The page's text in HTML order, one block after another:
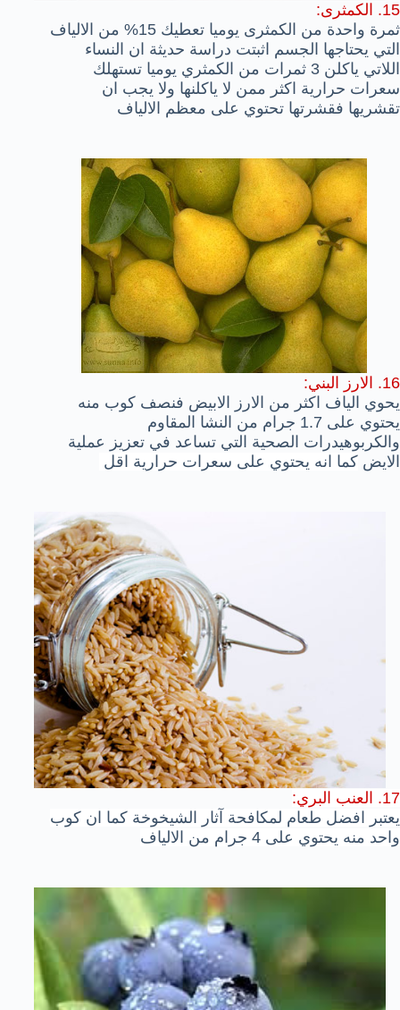
15. الكمثرى:
ثمرة واحدة من الكمثرى يوميا تعطيك 15% من الالياف
التي يحتاجها الجسم اثبتت دراسة حديثة ان النساء
اللاتي ياكلن 3 ثمرات من الكمثري يوميا تستهلك
سعرات حرارية اكثر ممن لا ياكلنها ولا يجب ان
تقشريها فقشرتها تحتوي على معظم الالياف
16. الارز البني:
يحوي الياف اكثر من الارز الابيض فنصف كوب منه
يحتوي على 1.7 جرام من النشا المقاوم
والكربوهيدرات الصحية التي تساعد في تعزيز عملية
الايض كما انه يحتوي على سعرات حرارية اقل
17. العنب البري:
يعتبر افضل طعام لمكافحة آثار الشيخوخة كما ان كوب
واحد منه يحتوي على 4 جرام من الالياف